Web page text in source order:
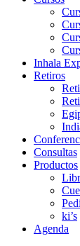
Inhala
Retiros
Consultas
Productos
ki’s
Agenda